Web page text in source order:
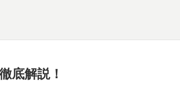
底解説！